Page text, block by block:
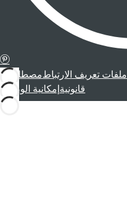
ملفات تعريف الارتباطمصطلحات
قانونية إمكانية الوصول